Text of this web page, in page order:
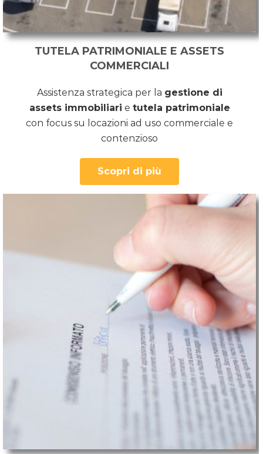
TUTELA PATRIMONIALE E ASSETS
COMMERCIALI
Assistenza strategica per la gestione di
assets immobiliari e tutela patrimoniale
con focus su locazioni ad uso commerciale e
contenzioso
Scopri di più